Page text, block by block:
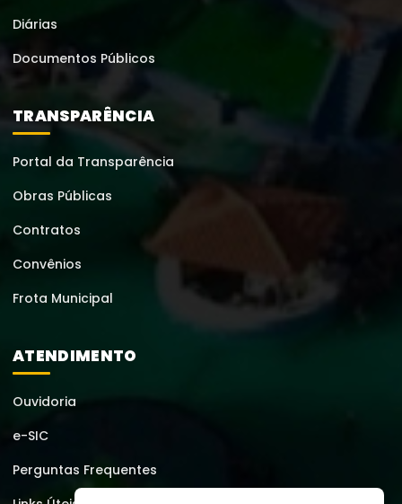
Diárias
Documentos Públicos
TRANSPARÊNCIA
Portal da Transparência
Obras Públicas
Contratos
Convênios
Frota Municipal
ATENDIMENTO
Ouvidoria
e-SIC
Perguntas Frequentes